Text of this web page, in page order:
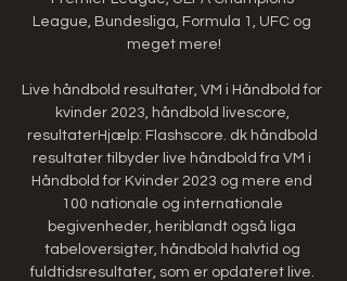
League, Bundesliga, Formula 1, UFC og
meget mere!
Live håndbold resultater, VM i Håndbold for
kvinder 2023, håndbold livescore,
resultaterHjælp: Flashscore. dk håndbold
resultater tilbyder live håndbold fra VM i
Håndbold for Kvinder 2023 og mere end
100 nationale og internationale
begivenheder, heriblandt også liga
tabeloversigter, håndbold halvtid og
fuldtidsresultater, som er opdateret live.